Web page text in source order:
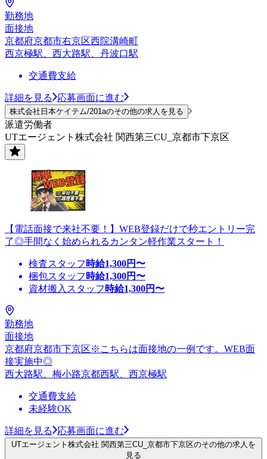
勤務地
面接地
京都府京都市右京区西院溝崎町
西京極駅、西大路駅、丹波口駅
交通費支給
詳細を見る 応募画面に進む
株式会社日本ケイテム/201aのその他の求人を見る
派遣労働者
UTエージェント株式会社 関西第三CU_京都市下京区
【電話面接で来社不要！】WEB登録だけで秒エントリー完
了◎手間なく始められるカンタン軽作業スタート！
検査スタッフ 時給1,300円〜
梱包スタッフ 時給1,300円〜
資材搬入スタッフ 時給1,300円〜
勤務地
面接地
京都府京都市下京区※こちらは面接地の一例です。WEB面
接実施中◎
西大路駅、梅小路京都西駅、西京極駅
交通費支給
未経験OK
詳細を見る 応募画面に進む
UTエージェント株式会社 関西第三CU_京都市下京区のその他の求人を
見る